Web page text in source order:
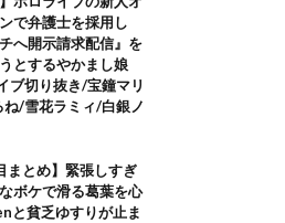
で弁護士を採用し
へ開示請求配信』を
とするやかまし娘
ブ切り抜き/宝鐘マリ
ね/雪花ラミィ/白銀ノ
まとめ】緊張しすぎ
ボケで滑る葛葉を心
と貧乏ゆすりが止ま